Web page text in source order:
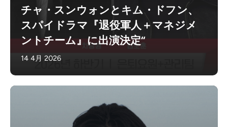
チャ・スンウォンとキム・ドフン、
スパイドラマ『退役軍人＋マネジメ
ントチーム』に出演決定“
14 4月 2026